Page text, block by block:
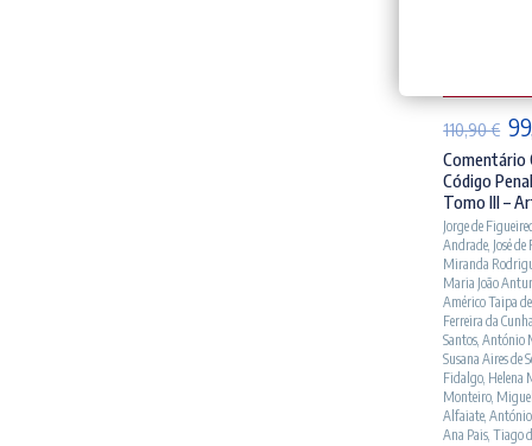
110,90€ O
Comentário
Código
Tomo III –
Jorge de
Andrade, José
Miranda
Maria João
Américo Taipa
Ferreira da
Santos,António
Susana Aires de
Fidalgo, Helena
Monteiro,
Alfaiate,
Ana Pais,Tiago